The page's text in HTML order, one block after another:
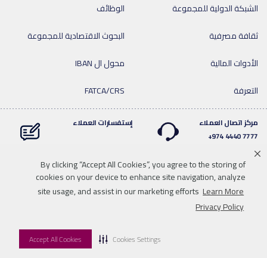
By clicking “Accept All Cookies”, you agree to the storing of
cookies on your device to enhance site navigation, analyze
site usage, and assist in our marketing efforts Learn More
Privacy Policy
Accept All Cookies Cookies Settings
الوظائف
الشبكة الدولية للمجموعة
البحوث الاقتصادية للمجموعة
ثقافة مصرفية
محول ال IBAN
الأدوات المالية
FATCA/CRS
التعرفة
مركز اتصال العملاء
7777 4440 974+
إستفسارات العملاء
LinkedinInstagramfacebookWhatsapp
twitteryoutube
للاتصال بنا تحميل الوسائط خريطة الموقع سياسة الخصوصية
© 2026 QNB